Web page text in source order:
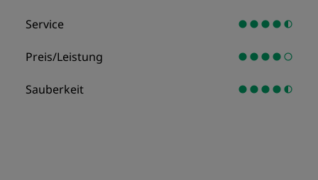
Service
Preis/Leistung
Sauberkeit